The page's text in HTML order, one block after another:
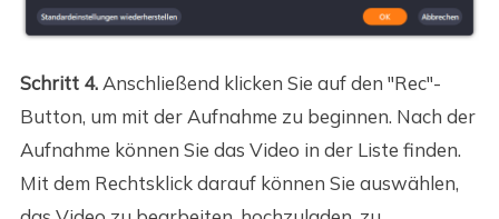
Schritt 4.Anschließend klicken Sie auf den "Rec"-
Button, um mit der Aufnahme zu beginnen. Nach der
Aufnahme können Sie das Video in der Liste finden.
Mit dem Rechtsklick darauf können Sie auswählen,